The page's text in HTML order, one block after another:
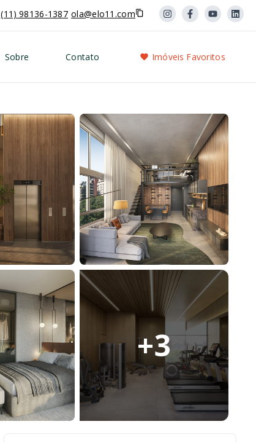
(11) 98136-1387 ola@elo11.com
Sobre Contato Imóveis Favoritos
+3